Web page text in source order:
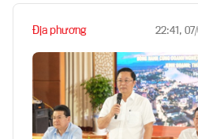
Địa phương 22:41,